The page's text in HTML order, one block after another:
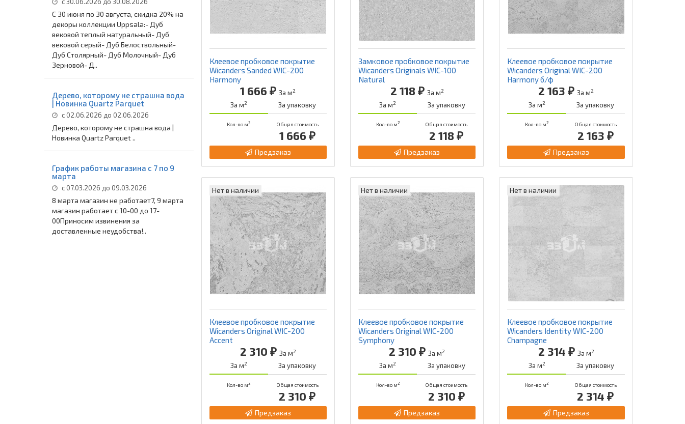
с 30.06.2026 до 30.08.2026
С 30 июня по 30 августа, скидка 20% на
декоры коллекции Uppsala:- Дуб
вековой теплый натуральный- Дуб
вековой серый- Дуб Белоствольный-
Дуб Столярный- Дуб Молочный- Дуб
Зерновой- Д..
Дерево, которому не страшна вода
| Новинка Quartz Parquet
с 02.06.2026 до 02.06.2026
Дерево, которому не страшна вода |
Новинка Quartz Parquet ..
График работы магазина с 7 по 9
марта
с 07.03.2026 до 09.03.2026
8 марта магазин не работает7, 9 марта
магазин работает с 10-00 до 17-
00Приносим извинения за
доставленные неудобства!..
Клеевое пробковое покрытие
Wicanders Sanded WIC-200
Harmony
1 666 ₽За м2
За м2 За упаковку
Кол-во м2 Общая стоимость
1 666 ₽
Предзаказ
Замковое пробковое покрытие
Wicanders Originals WIC-100
Natural
2 118 ₽ За м2
За м2 За упаковку
Кол-во м2 Общая стоимость
2 118 ₽
Предзаказ
Клеевое пробковое покрытие
Wicanders Original WIC-200
Harmony б/ф
2 163 ₽За м2
За м2 За упаковку
Кол-во м2 Общая стоимость
2 163 ₽
Предзаказ
Нет в наличии
Клеевое пробковое покрытие
Wicanders Original WIC-200
Accent
2 310 ₽ За м2
За м2 За упаковку
Кол-во м2 Общая стоимость
2 310 ₽
Предзаказ
Нет в наличии
Клеевое пробковое покрытие
Wicanders Original WIC-200
Symphony
2 310 ₽За м2
За м2 За упаковку
Кол-во м2 Общая стоимость
2 310 ₽
Предзаказ
Нет в наличии
Клеевое пробковое покрытие
Wicanders Identity WIC-200
Champagne
2 314 ₽ За м2
За м2 За упаковку
Кол-во м2 Общая стоимость
2 314 ₽
Предзаказ